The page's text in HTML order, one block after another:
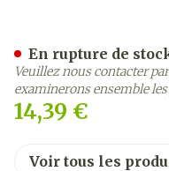
14,39 €
En rupture de
Veuillez nous contacter
examinerons ensemble
Voir tous les